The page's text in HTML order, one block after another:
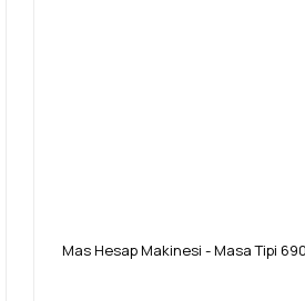
Mas Hesap Makinesi - Masa Tipi